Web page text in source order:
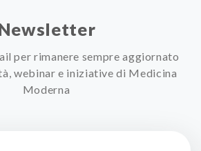
per rimanere sempre aggiornato
webinar e iniziative di Medicina
Moderna